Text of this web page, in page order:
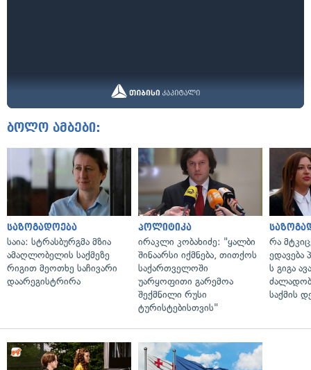
ბოლო ამბები:
საზოგადოება
საია: სტრასბურგმა მზია
ამაღლობელის საქმეზე
რიგით მეოთხე საჩივარი
დაარეგისტრირა
პოლიტიკა
ირაკლი კობახიძე: "ყალბი
შინაარსი იქმნება, თითქოს
საქართველოში
უარყოფითი გარემოა
შექმნილი რუსი
ტურისტებისთვის"
რა
ედავება
ს გიგა
საქმის